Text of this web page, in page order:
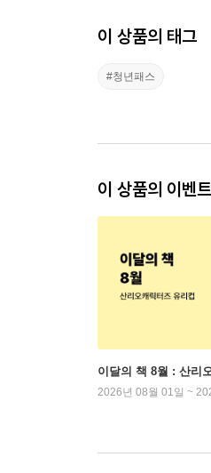
이 상품의 태그
#청년패스
이 상품의 이벤트
이달의 책 8월 : 산리
2026년 08월 01일 ~